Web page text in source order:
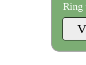
Ring